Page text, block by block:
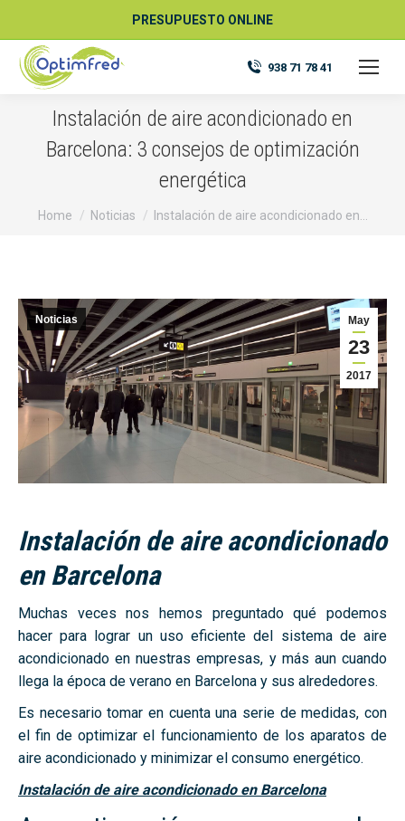
PRESUPUESTO ONLINE
938 71 78 41
Instalación de aire acondicionado en
Barcelona: 3 consejos de optimización
energética
You are here:
Home Noticias Instalación de aire acondicionado en…
May
23
2017
Noticias
Instalación de aire acondicionado
en Barcelona
Muchas veces nos hemos preguntado qué podemos
hacer para lograr un uso eficiente del sistema de aire
acondicionado en nuestras empresas, y más aun cuando
llega la época de verano en Barcelona y sus alrededores.
Es necesario tomar en cuenta una serie de medidas, con
el fin de optimizar el funcionamiento de los aparatos de
aire acondicionado y minimizar el consumo energético.
Instalación de aire acondicionado en Barcelona